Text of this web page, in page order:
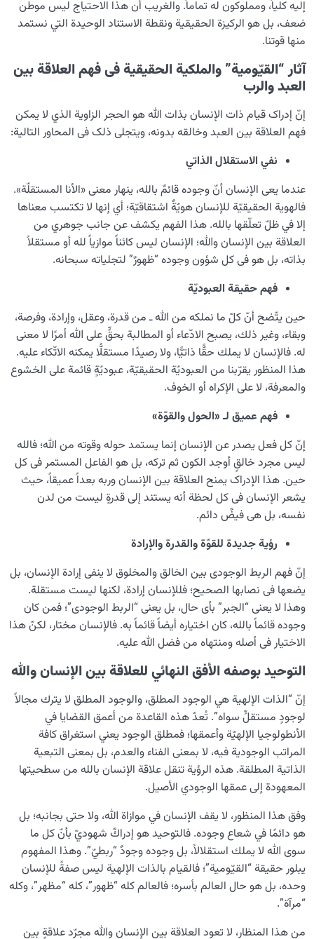
إليه كلياً، ومملوكون له تماماً. والغريب أن هذا الاحتياج ليس موطن
ضعف، بل هو الركيزة الحقيقية ونقطة الاستناد الوحيدة التي نستمد
منها قوتنا.
آثار “القیّومیة” والملکیة الحقیقیة فی فهم العلاقة بین
العبد والرب
إنّ إدراک قیام ذات الإنسان بذات الله هو الحجر الزاوية الذي لا یمکن
فهم العلاقة بین العبد وخالقه بدونه، ویتجلى ذلک فی المحاور التالیة:
نفي الاستقلال الذاتي
عندما یعی الإنسان أنّ وجوده قائمٌ بالله، ينهار معنى «الأنا المستقلّة».
فالهوية الحقيقيّة للإنسان هويّةٌ اشتقاقيّة؛ أي إنها لا تكتسب معناها
إلا في ظلّ تعلّقها بالله. هذا الفهم يكشف عن جانب جوهري من
العلاقة بين الإنسان والله؛ الإنسان لیس کائناً موازياً لله أو مستقلاً
بذاته، بل هو فی کل شؤون وجوده “ظهورٌ” لتجلیاته سبحانه.
فهم حقيقة العبوديّة
حين يتّضح أنّ كلّ ما نملكه من الله ـ من قدرة، وعقل، وإرادة، وفرصة،
وبقاء، وغير ذلك، يصبح الادّعاء أو المطالبة بحقٍّ على الله أمرًا لا معنى
له. فالإنسان لا يملك حقًّا ذاتيًّا، ولا رصيدًا مستقلًّا يمكنه الاتّكاء عليه.
هذا المنظور يقرّبنا من العبوديّة الحقيقيّة، عبوديّةٍ قائمة على الخشوع
والمعرفة، لا على الإكراه أو الخوف.
فهم عميق لـ «الحول والقوّة»
إنّ کل فعل یصدر عن الإنسان إنما یستمد حوله وقوته من الله؛ فالله
لیس مجرد خالقٍ أوجد الکون ثم ترکه، بل هو الفاعل المستمر فی کل
حین. هذا الإدراک یمنح العلاقة بین الإنسان وربه بعداً عمیقاً، حیث
یشعر الإنسان فی کل لحظة أنه یستند إلى قدرةٍ لیست من لدن
نفسه، بل هی فیضٌ دائم.
رؤية جديدة للقوّة والقدرة والإرادة
إنّ فهم الربط الوجودی بین الخالق والمخلوق لا ینفی إرادة الإنسان، بل
یضعها فی نصابها الصحیح؛ فللإنسان إرادة، لکنها لیست مستقلة.
وهذا لا یعنی “الجبر” بأی حال، بل یعنی “الربط الوجودی”؛ فمن کان
وجوده قائماً بالله، کان اختیاره أیضاً قائماً به. فالإنسان مختار، لکنّ هذا
الاختیار فی أصله ومنتهاه من فضل الله علیه.
التوحيد بوصفه الأفق النهائي للعلاقة بين الإنسان والله
إنّ “الذات الإلهية هي الوجود المطلق، والوجود المطلق لا يترك مجالاً
لوجودٍ مستقلٍّ سواه”. تُعدّ هذه القاعدة من أعمق القضايا في
الأنطولوجيا الإلهيّة وأعمقها؛ فمطلق الوجود يعني استغراق كافة
المراتب الوجودية فيه، لا بمعنى الفناء والعدم، بل بمعنى التبعية
الذاتية المطلقة. هذه الرؤية تنقل علاقة الإنسان بالله من سطحيتها
المعهودة إلى عمقها الوجودي الأصيل.
وفق هذا المنظور، لا يقف الإنسان في موازاة الله، ولا حتى بجانبه؛ بل
هو دائمًا في شعاع وجوده. فالتوحيد هو إدراكٌ شهوديّ بأنّ كل ما
سوى الله لا يملك استقلالاً، بل وجوده وجودٌ “ربطيّ”. وهذا المفهوم
يبلور حقيقة “القيّومية”؛ فالقيام بالذات الإلهية ليس صفةً للإنسان
وحده، بل هو حال العالم بأسره؛ فالعالم كله “ظهور”، كله “مظهر”، وكله
“مرآة”.
من هذا المنظار، لا تعود العلاقة بين الإنسان والله مجرّد علاقةٍ بين